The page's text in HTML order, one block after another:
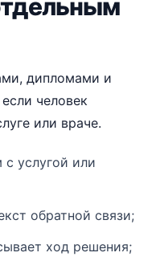
дипломами и
человек
или враче.
услугой или
обратной связи;
ход решения;